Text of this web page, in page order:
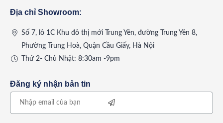
Địa chỉ Showroom:
Số 7, lô 1C Khu đô thị mới Trung Yên, đường Trung Yên 8,
Phường Trung Hoà, Quận Cầu Giấy, Hà Nội
Thứ 2- Chủ Nhật: 8:30am -9pm
Đăng ký nhận bản tin